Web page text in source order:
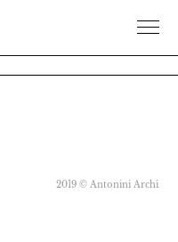
2019 © Antonini Archi